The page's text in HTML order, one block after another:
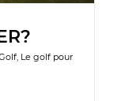
, Le golf pour